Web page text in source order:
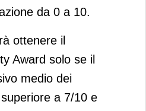
da 0 a 10.
ottenere il
Award solo se il
medio dei
a 7/10 e